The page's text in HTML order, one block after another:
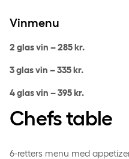
Vinmenu
2 glas vin – 285 kr.
3 glas vin – 335 kr.
4 glas vin – 395 kr.
Chefs table
6-retters menu med